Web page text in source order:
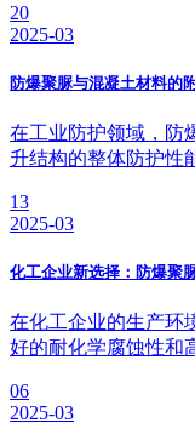
20
2025-03
防爆聚脲与混凝土材料的
在工业防护领域，防
升结构的整体防护性
13
2025-03
化工企业新选择：防爆聚
在化工企业的生产环
好的耐化学腐蚀性和
06
2025-03